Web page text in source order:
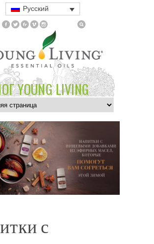
Русский
YOUNG LIVING
с